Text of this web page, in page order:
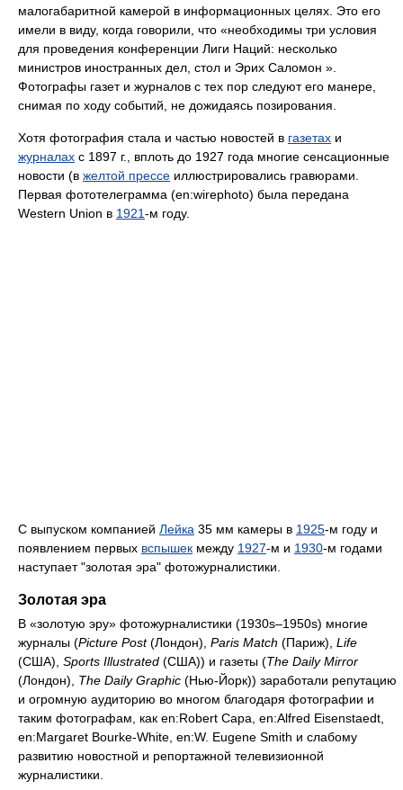
малогабаритной камерой в информационных целях. Это его
имели в виду, когда говорили, что «необходимы три условия
для проведения конференции Лиги Наций: несколько
министров иностранных дел, стол и Эрих Саломон ».
Фотографы газет и журналов с тех пор следуют его манере,
снимая по ходу событий, не дожидаясь позирования.
Хотя фотография стала и частью новостей в газетах и
журналах с 1897 г., вплоть до 1927 года многие сенсационные
новости (в желтой прессе иллюстрировались гравюрами.
Первая фототелеграмма (en:wirephoto) была передана
Western Union в 1921-м году.
С выпуском компанией Лейка 35 мм камеры в 1925-м году и
появлением первых вспышек между 1927-м и 1930-м годами
наступает "золотая эра" фотожурналистики.
Золотая эра
В «золотую эру» фотожурналистики (1930s–1950s) многие
журналы (Picture Post(Лондон), Paris Match (Париж), Life
(США), Sports Illustrated (США)) и газеты (The Daily Mirror
(Лондон), The Daily Graphic (Нью-Йорк)) заработали репутацию
и огромную аудиторию во многом благодаря фотографии и
таким фотографам, как en:Robert Capa, en:Alfred Eisenstaedt,
en:Margaret Bourke-White, en:W. Eugene Smith и слабому
развитию новостной и репортажной телевизионной
журналистики.